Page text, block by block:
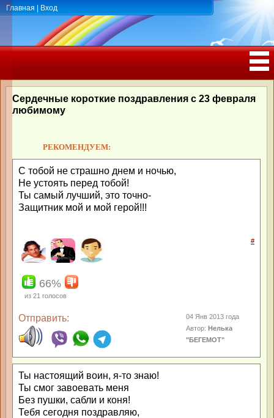
Главная Вход
РОЖДЕНИЯ, ЮБИЛЕЕМ
Сердечные короткие поздравления с 23 февраля
любимому
РЕКОМЕНДУЕМ:
С тобой не страшно днем и ночью,
Не устоять перед тобой!
Ты самый лучший, это точно-
Защитник мой и мой герой!!!
#
66%
из 21 голосов
Отправить:
04 Янв 2013 года
Автор:Нелька
"БЕГЕМОТ"
Ты настоящий воин, я-то знаю!
Ты смог завоевать меня
Без пушки, сабли и коня!
Тебя сегодня поздравляю,